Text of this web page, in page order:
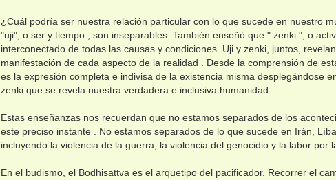
¿Cuál podría ser nuestra relación particular con lo que sucede en nuestro
"uji", o ser y tiempo , son inseparables. También enseñó que " zenki ", o
interconectado de todas las causas y condiciones. Uji y zenki, juntos,
manifestación de cada aspecto de la realidad . Desde la comprensión de
es la expresión completa e indivisa de la existencia misma desplegándose
zenki que se revela nuestra verdadera e inclusiva humanidad.
Estas enseñanzas nos recuerdan que no estamos separados de los
este preciso instante . No estamos separados de lo que sucede en Irán,
incluyendo la violencia de la guerra, la violencia del genocidio y la labor por
En el budismo, el Bodhisattva es el arquetipo del pacificador. Recorrer el